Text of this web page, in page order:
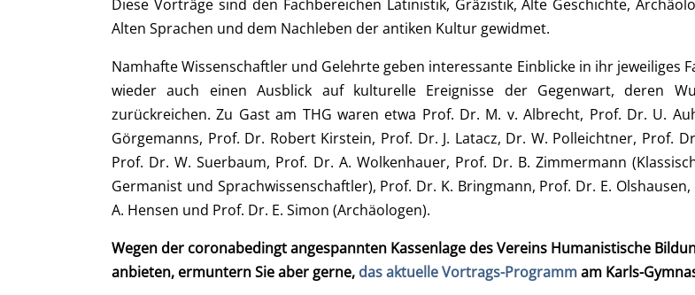
Diese Vorträge sind den Fachbereichen Latinistik, Gräzistik, Alte Geschichte,
Alten Sprachen und dem Nachleben der antiken Kultur gewidmet.
Namhafte Wissenschaftler und Gelehrte geben interessante Einblicke in ihr jeweiliges
wieder auch einen Ausblick auf kulturelle Ereignisse der Gegenwart, deren
zurückreichen. Zu Gast am THG waren etwa Prof. Dr. M. v. Albrecht, Prof. Dr. U.
Görgemanns, Prof. Dr. Robert Kirstein, Prof. Dr. J. Latacz, Dr. W. Polleichtner, Prof.
Prof. Dr. W. Suerbaum, Prof. Dr. A. Wolkenhauer, Prof. Dr. B. Zimmermann
Germanist und Sprachwissenschaftler), Prof. Dr. K. Bringmann, Prof. Dr. E.
A. Hensen und Prof. Dr. E. Simon (Archäologen).
Wegen der coronabedingt angespannten Kassenlage des Vereins Humanistische
anbieten, ermuntern Sie aber gerne, das aktuelle Vortrags-Programmam Karls-